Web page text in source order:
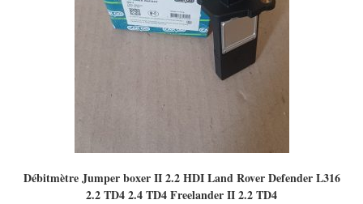
Débitmètre Jumper boxer II 2.2 HDI Land Rover Defender L316
2.2 TD4 2.4 TD4 Freelander II 2.2 TD4